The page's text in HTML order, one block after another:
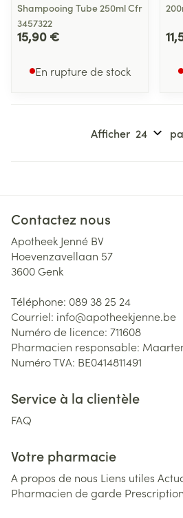
Shampooing Tube 250ml Cfr
3457322
15,90 €
En rupture de stock
Afficher
Contactez nous
Apotheek Jenné BV
Hoevenzavellaan 57
3600 Genk
Téléphone: 089 38 25 24
Courriel: info@apotheekjenne.be
Numéro de licence: 711608
Pharmacien responsable:
Numéro TVA: BE0414811491
Service à la clientèle
FAQ
Votre pharmacie
A propos de nous Liens utiles
Pharmacien de garde Prescription